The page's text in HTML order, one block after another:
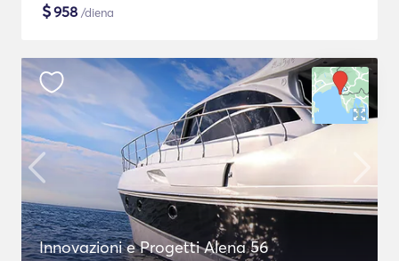
$958 /diena
Innovazioni e Progetti Alena 56